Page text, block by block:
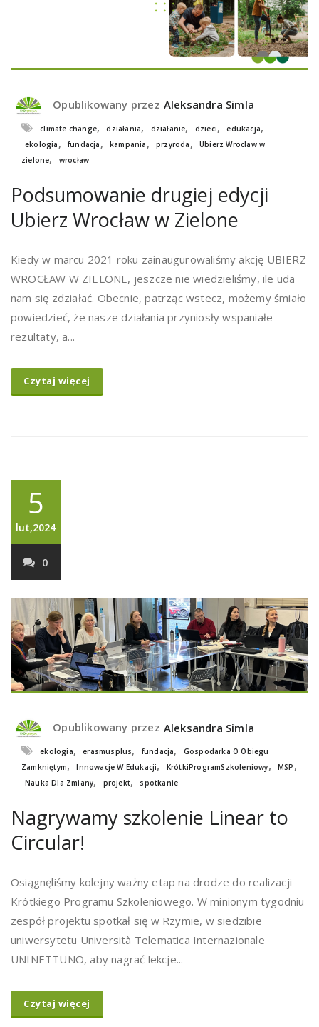
Opublikowany przez Aleksandra Simla
climate change, działania, działanie, dzieci, edukacja,
ekologia , fundacja , kampania , przyroda ,
Ubierz Wroclaw w
zielone, wrocław
Podsumowanie drugiej edycji
Ubierz Wrocław w Zielone
Kiedy w marcu 2021 roku zainaugurowaliśmy akcję UBIERZ
WROCŁAW W ZIELONE, jeszcze nie wiedzieliśmy, ile uda
nam się zdziałać. Obecnie, patrząc wstecz, możemy śmiało
powiedzieć, że nasze działania przyniosły wspaniałe
rezultaty, a...
Czytaj więcej
5
lut,2024
0
Opublikowany przez Aleksandra Simla
ekologia, erasmusplus, fundacja,
Gospodarka O Obiegu
Zamkniętym, Innowacje W Edukacji, KrótkiProgramSzkoleniowy, MSP ,
Nauka Dla Zmiany, projekt, spotkanie
Nagrywamy szkolenie Linear to
Circular!
Osiągnęliśmy kolejny ważny etap na drodze do realizacji
Krótkiego Programu Szkoleniowego. W minionym tygodniu
zespół projektu spotkał się w Rzymie, w siedzibie
uniwersytetu Università Telematica Internazionale
UNINETTUNO, aby nagrać lekcje...
Czytaj więcej